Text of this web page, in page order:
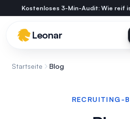
Skip to main content
Leonar
Startseite Blog
RECRUITING-